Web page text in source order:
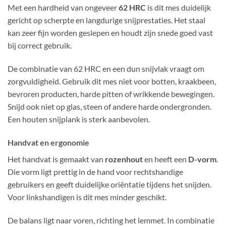
Met een hardheid van ongeveer62 HRC is dit mes duidelijk
gericht op scherpte en langdurige snijprestaties. Het staal
kan zeer fijn worden geslepen en houdt zijn snede goed vast
bij correct gebruik.
De combinatie van 62 HRC en een dun snijvlak vraagt om
zorgvuldigheid. Gebruik dit mes niet voor botten, kraakbeen,
bevroren producten, harde pitten of wrikkende bewegingen.
Snijd ook niet op glas, steen of andere harde ondergronden.
Een houten snijplank is sterk aanbevolen.
Handvat en ergonomie
Het handvat is gemaakt van rozenhouten heeft een D-vorm
Die vorm ligt prettig in de hand voor rechtshandige
gebruikers en geeft duidelijke oriëntatie tijdens het snijden.
Voor linkshandigen is dit mes minder geschikt.
De balans ligt naar voren, richting het lemmet. In combinatie